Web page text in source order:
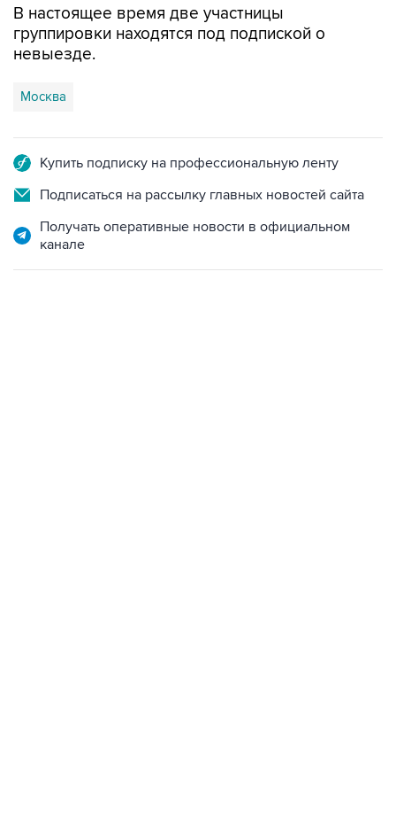
В настоящее время две участницы
группировки находятся под подпиской о
невыезде.
Москва
Купить подписку на профессиональную ленту
Подписаться на рассылку главных новостей сайта
Получать оперативные новости в официальном
канале